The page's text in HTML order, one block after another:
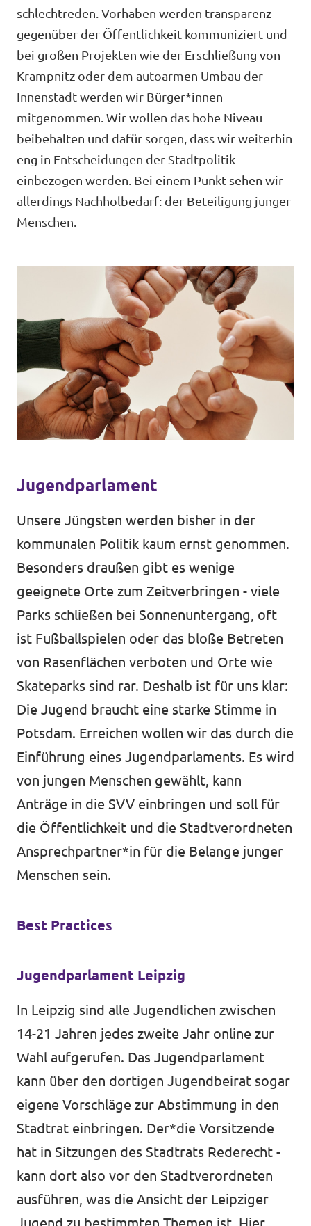
Transparenz
Datenschutz
Impressum
schlechtreden. Vorhaben werden transparenz
gegenüber der Öffentlichkeit kommuniziert und
bei großen Projekten wie der Erschließung von
Krampnitz oder dem autoarmen Umbau der
Innenstadt werden wir Bürger*innen
mitgenommen. Wir wollen das hohe Niveau
beibehalten und dafür sorgen, dass wir weiterhin
eng in Entscheidungen der Stadtpolitik
einbezogen werden. Bei einem Punkt sehen wir
allerdings Nachholbedarf: der Beteiligung junger
Menschen.
Jugendparlament
Unsere Jüngsten werden bisher in der
kommunalen Politik kaum ernst genommen.
Besonders draußen gibt es wenige
geeignete Orte zum Zeitverbringen - viele
Parks schließen bei Sonnenuntergang, oft
ist Fußballspielen oder das bloße Betreten
von Rasenflächen verboten und Orte wie
Skateparks sind rar. Deshalb ist für uns klar:
Die Jugend braucht eine starke Stimme in
Potsdam. Erreichen wollen wir das durch die
Einführung eines Jugendparlaments. Es wird
von jungen Menschen gewählt, kann
Anträge in die SVV einbringen und soll für
die Öffentlichkeit und die Stadtverordneten
Ansprechpartner*in für die Belange junger
Menschen sein.
Best Practices
Jugendparlament Leipzig
In Leipzig sind alle Jugendlichen zwischen
14-21 Jahren jedes zweite Jahr online zur
Wahl aufgerufen. Das Jugendparlament
kann über den dortigen Jugendbeirat sogar
eigene Vorschläge zur Abstimmung in den
Stadtrat einbringen. Der*die Vorsitzende
hat in Sitzungen des Stadtrats Rederecht -
kann dort also vor den Stadtverordneten
ausführen, was die Ansicht der Leipziger